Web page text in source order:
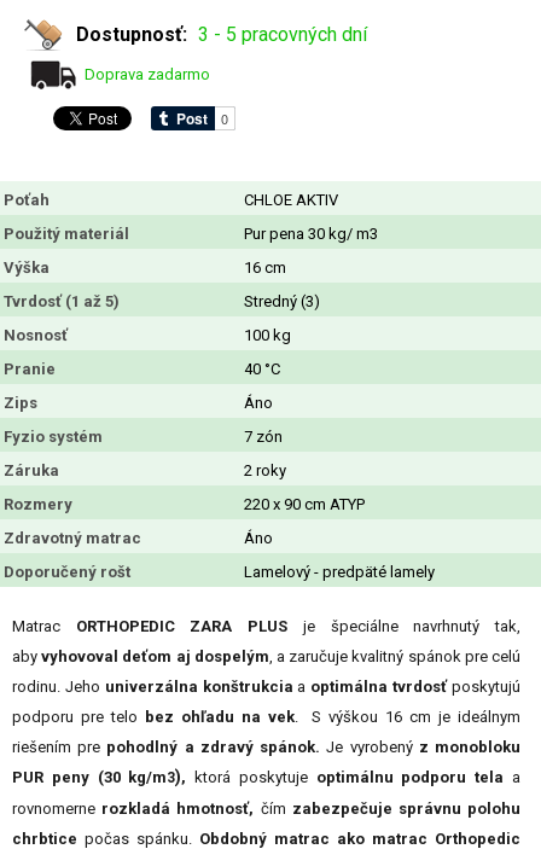
Dostupnosť: 3 - 5 pracovných dní
Doprava zadarmo
Poťah
CHLOE AKTIV
Použitý materiál
Pur pena 30 kg/ m3
Výška
16 cm
Tvrdosť (1 až 5)
Stredný (3)
Nosnosť
100 kg
Pranie
40 °C
Zips
Áno
Fyzio systém
7 zón
Záruka
2 roky
Rozmery
220 x 90 cm ATYP
Zdravotný matrac
Áno
Doporučený rošt
Lamelový - predpäté lamely
Matrac ORTHOPEDIC ZARA PLUS je špeciálne navrhnutý tak,
abyvyhovoval deťom aj dospelým , a zaručuje kvalitný spánok pre celú
rodinu. Jeho univerzálna konštrukcia a optimálna tvrdosťposkytujú
podporu pre telo bez ohľadu na vek. S výškou 16 cm je ideálnym
riešením pre pohodlný a zdravý spánok. Je vyrobený z monobloku
PUR peny (30 kg/m3),ktorá poskytujeoptimálnu podporu tela a
rovnomerne rozkladá hmotnosť, čím zabezpečuje správnu polohu
chrbtice počas spánku. Obdobný matrac ako matrac Orthopedic